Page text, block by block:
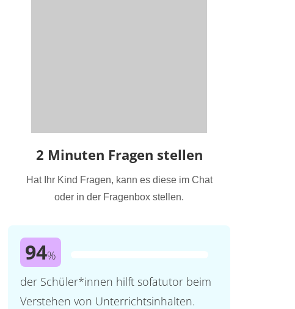
2 Minuten Fragen stellen
Hat Ihr Kind Fragen, kann es diese im Chat
oder in der Fragenbox stellen.
94%
der Schüler*innen hilft sofatutor beim
Verstehen von Unterrichtsinhalten.